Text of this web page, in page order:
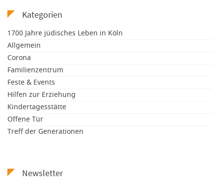
Kategorien
1700 Jahre jüdisches Leben in Köln
Allgemein
Corona
Familienzentrum
Feste & Events
Hilfen zur Erziehung
Kindertagesstätte
Offene Tür
Treff der Generationen
Newsletter